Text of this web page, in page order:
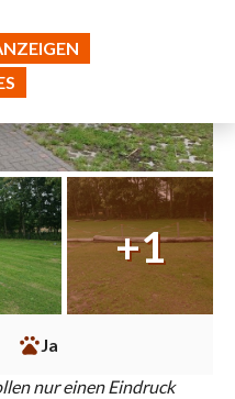
Ja
nur einen Eindruck